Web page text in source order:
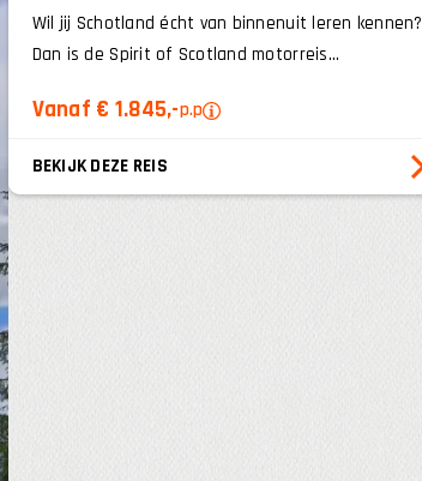
Wil jij Schotland écht van binnenuit leren kennen?
Dan is de Spirit of Scotland motorreis...
Vanaf € 1.845,-p.p
BEKIJK DEZE REIS